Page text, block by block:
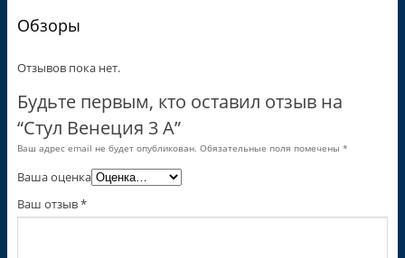
Обзоры
Отзывов пока нет.
Будьте первым, кто оставил отзыв на
“Стул Венеция 3 А”
Ваш адрес email не будет опубликован. Обязательные поля помечены *
Ваша оценка
Ваш отзыв*